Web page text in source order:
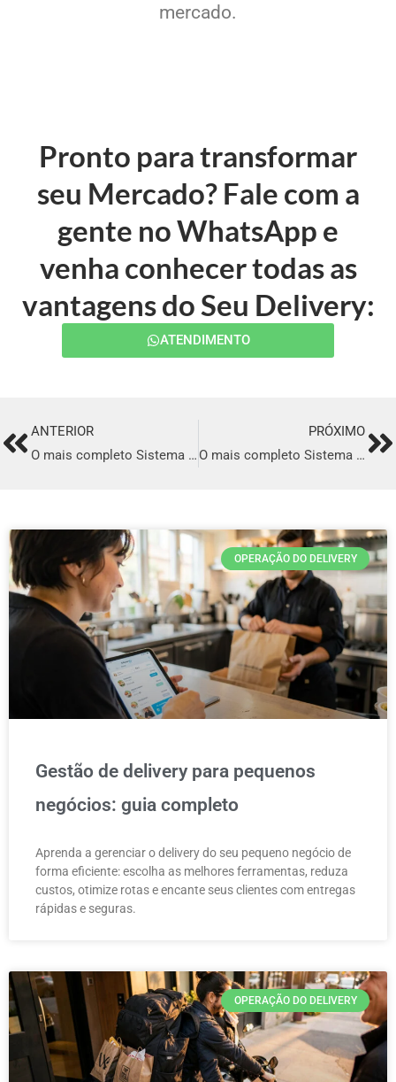
mercado.
Pronto para transformar
seu Mercado? Fale com a
gente no WhatsApp e
venha conhecer todas as
vantagens do Seu Delivery:
ATENDIMENTO
PrevANTERIOR
O mais completo Sistema para Delivery em São Bento do Sul
PRÓXIMO
O mais completo Sistema para Delivery em Senhor do Bonfim
OPERAÇÃO DO DELIVERY
Gestão de delivery para pequenos
negócios: guia completo
Aprenda a gerenciar o delivery do seu pequeno negócio de
forma eficiente: escolha as melhores ferramentas, reduza
custos, otimize rotas e encante seus clientes com entregas
rápidas e seguras.
OPERAÇÃO DO DELIVERY